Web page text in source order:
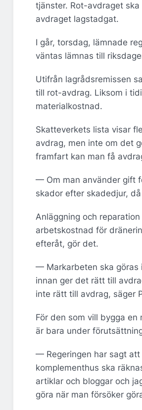
tjänster. Rot-avdraget
avdraget lagstadgat.
I går, torsdag, lämnade
väntas lämnas till
Utifrån lagrådsremissen
till rot-avdrag. Liksom i
materialkostnad.
Skatteverkets lista visar
avdrag, men inte om det
framfart kan man få
— Om man använder gift
skador efter skadedjur,
Anläggning och
arbetskostnad för
efteråt, gör det.
— Markarbeten ska göras
innan ger det rätt till
inte rätt till avdrag, säger
För den som vill bygga
är bara under
— Regeringen har sagt
komplementhus ska
artiklar och bloggar och
göra när man försöker